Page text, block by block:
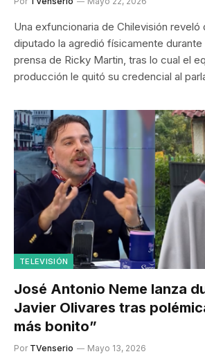
Una exfuncionaria de Chilevisión reveló
diputado la agredió físicamente
prensa de Ricky Martin, tras lo cual el
producción le quitó su credencial al
TELEVISIÓN
José Antonio Neme lanza
Javier Olivares tras
más bonito”
Por TVenserio Mayo 13, 2026